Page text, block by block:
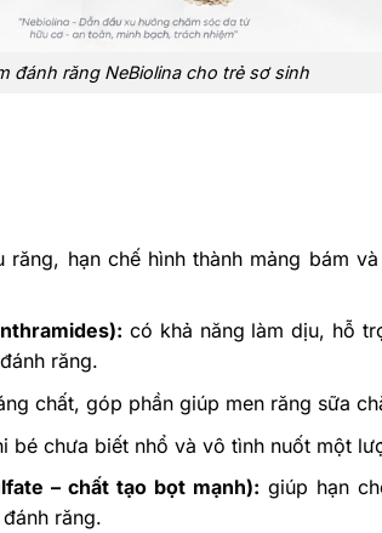
đánh răng NeBiolina cho trẻ sơ sinh
răng, hạn chế hình thành mảng bám
có khả năng làm dịu, hỗ
răng.
chất, góp phần giúp men răng sữa
bé chưa biết nhổ và vô tình nuốt một
– chất tạo bọt mạnh): giúp hạn
răng.